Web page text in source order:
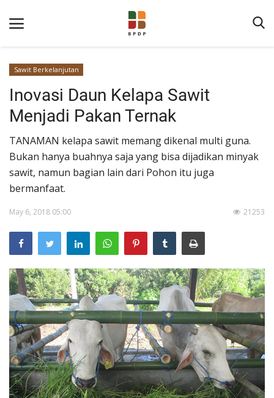
Home
Tentang BPDP
Informasi Publik
Program Layanan
Berita
Pengumuman
Tentang Sawit
Riset
Hubungi Kami
Sawit Berkelanjutan
Inovasi Daun Kelapa Sawit
Menjadi Pakan Ternak
TANAMAN kelapa sawit memang dikenal multi guna.
Bukan hanya buahnya saja yang bisa dijadikan minyak
sawit, namun bagian lain dari Pohon itu juga
bermanfaat.
May 6, 2018 05:00 21253